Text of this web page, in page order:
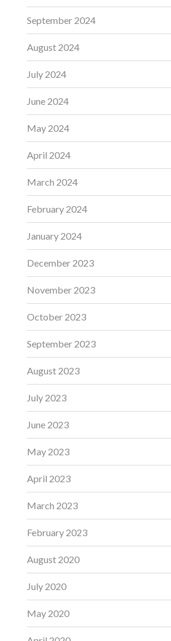
September 2024
August 2024
July 2024
June 2024
May 2024
April 2024
March 2024
February 2024
January 2024
December 2023
November 2023
October 2023
September 2023
August 2023
July 2023
June 2023
May 2023
April 2023
March 2023
February 2023
August 2020
July 2020
May 2020